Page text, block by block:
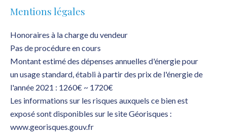
Mentions légales
Honoraires à la charge du vendeur
Pas de procédure en cours
Montant estimé des dépenses annuelles d'énergie pour
un usage standard, établi à partir des prix de l'énergie de
l'année 2021 : 1260€ ~ 1720€
Les informations sur les risques auxquels ce bien est
exposé sont disponibles sur le site Géorisques :
www.georisques.gouv.fr